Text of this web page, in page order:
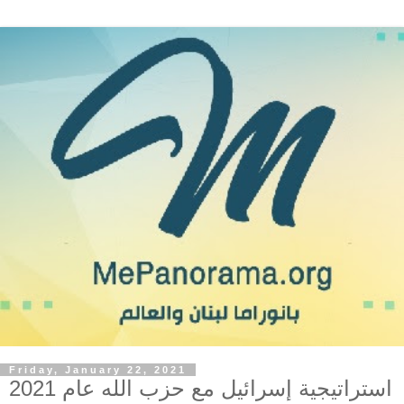
Friday, January 22, 2021
استراتيجية إسرائيل مع حزب الله عام 2021